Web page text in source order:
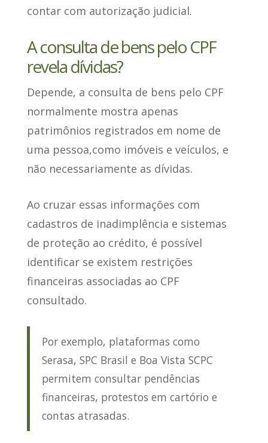
contar com autorização judicial.
A consulta de bens pelo CPF
revela dívidas?
Depende, a consulta de bens pelo CPF
normalmente mostra apenas
patrimônios registrados em nome de
uma pessoa,como imóveis e veículos, e
não necessariamente as dívidas.
Ao cruzar essas informações com
cadastros de inadimplência e sistemas
de proteção ao crédito, é possível
identificar se existem restrições
financeiras associadas ao CPF
consultado.
Por exemplo, plataformas como
Serasa, SPC Brasil e Boa Vista SCPC
permitem consultar pendências
financeiras, protestos em cartório e
contas atrasadas.